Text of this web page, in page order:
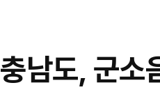
충남도, 군소